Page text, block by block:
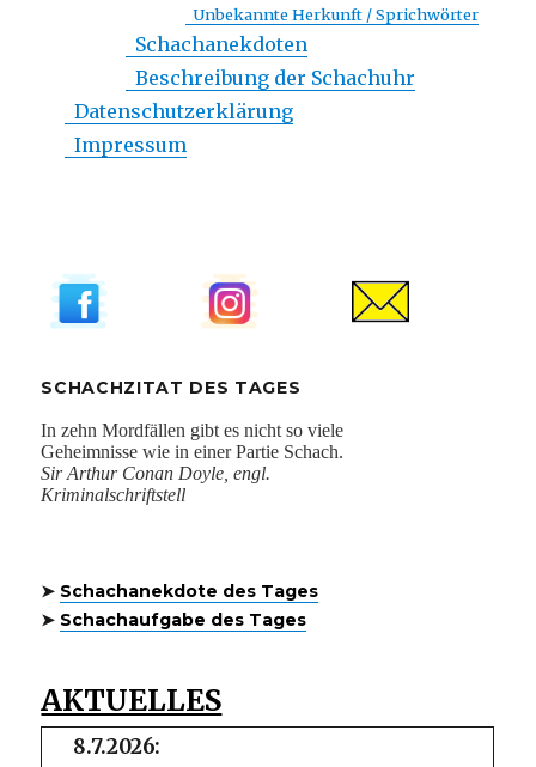
Unbekannte Herkunft / Sprichwörter
Schachanekdoten
Beschreibung der Schachuhr
Datenschutzerklärung
Impressum
SCHACHZITAT DES TAGES
➤ Schachanekdote des Tages
➤ Schachaufgabe des Tages
AKTUELLES
8.7.2026: